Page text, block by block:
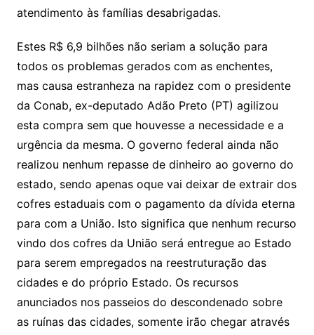
atendimento às famílias desabrigadas.
Estes R$ 6,9 bilhões não seriam a solução para
todos os problemas gerados com as enchentes,
mas causa estranheza na rapidez com o presidente
da Conab, ex-deputado Adão Preto (PT) agilizou
esta compra sem que houvesse a necessidade e a
urgência da mesma. O governo federal ainda não
realizou nenhum repasse de dinheiro ao governo do
estado, sendo apenas oque vai deixar de extrair dos
cofres estaduais com o pagamento da dívida eterna
para com a União. Isto significa que nenhum recurso
vindo dos cofres da União será entregue ao Estado
para serem empregados na reestruturação das
cidades e do próprio Estado. Os recursos
anunciados nos passeios do descondenado sobre
as ruínas das cidades, somente irão chegar através